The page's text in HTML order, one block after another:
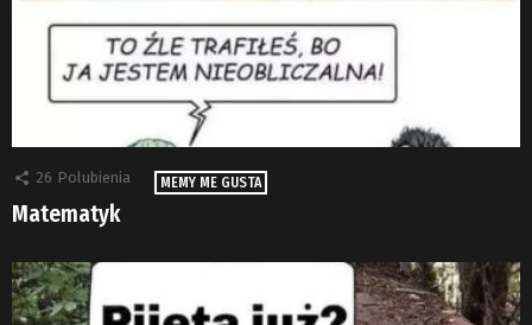
26 Polubienia MEMY ME GUSTA
Matematyk